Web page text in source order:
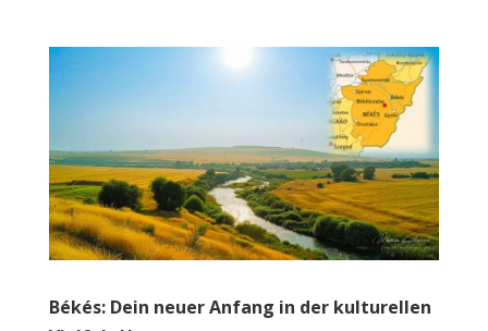
Békés: Dein neuer Anfang in der kulturellen